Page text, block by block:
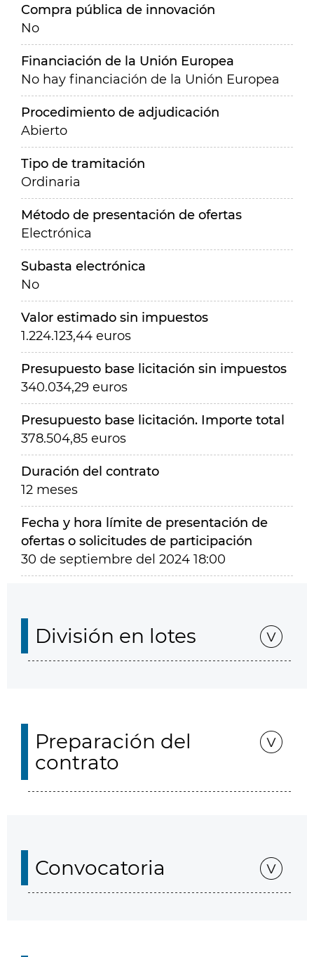
Compra pública de innovación
No
Financiación de la Unión Europea
No hay financiación de la Unión Europea
Procedimiento de adjudicación
Abierto
Tipo de tramitación
Ordinaria
Método de presentación de ofertas
Electrónica
Subasta electrónica
No
Valor estimado sin impuestos
1.224.123,44 euros
Presupuesto base licitación sin impuestos
340.034,29 euros
Presupuesto base licitación. Importe total
378.504,85 euros
Duración del contrato
12 meses
Fecha y hora límite de presentación de
ofertas o solicitudes de participación
30 de septiembre del 2024 18:00
División en lotes
Preparación del
contrato
Convocatoria